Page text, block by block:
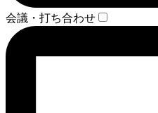
会議・打ち合わせ